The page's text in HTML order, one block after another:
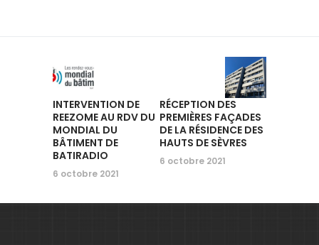
INTERVENTION DE
REEZOME AU RDV DU
MONDIAL DU
BÂTIMENT DE
BATIRADIO
6 octobre 2021
RÉCEPTION DES
PREMIÈRES FAÇADES
DE LA RÉSIDENCE DES
HAUTS DE SÈVRES
6 octobre 2021